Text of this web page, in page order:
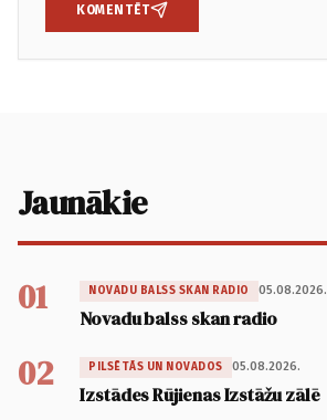
KOMENTĒT
Jaunākie
01 NOVADU BALSS SKAN RADIO 05.08.2026.
Novadu balss skan radio
02 PILSĒTĀS UN NOVADOS 05.08.2026.
Izstādes Rūjienas Izstāžu zālē